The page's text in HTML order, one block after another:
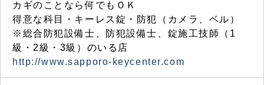
カギのことなら何でもＯＫ
得意な科目・キーレス錠・防犯（カメラ、ベル）
※総合防犯設備士、防犯設備士、錠施工技師（1
級・2級・3級）のいる店
http://www.sapporo-keycenter.com